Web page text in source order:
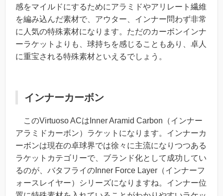
感をマイルドにするためにアラミドやアリレート繊維
を編み込んだ素材で、アウター、インナー問わず非常
に人気の特殊素材になります。ただのカーボンインナ
ーラケットよりも、球持ちを感じることもあり、卓人
に重宝される特殊素材といえるでしょう。
インナーカーボン
このVirtuoso ACはInner Aramid Carbon（インナー
アラミドカーボン）ラケットになります。インナーカ
ーボンは現在の卓球界では徐々に主流になりつつある
ラケットカテゴリーで、ブランド化として成功してい
るのが、バタフライのInner Force Layer（インナーフ
ォースレイヤー）シリーズになりますね。インナー位